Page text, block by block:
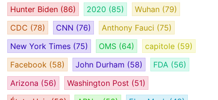
Hunter Biden (86) 2020 (85) Wuhan (79)
CDC (78) CNN (76) Anthony Fauci (75)
New York Times (75) OMS (64) capitole (59)
Facebook (58) John Durham (58) FDA (56)
Arizona (56) Washington Post (51)